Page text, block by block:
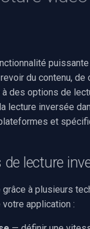
du contenu,
des options de
inversée
et
lecture
à plusieurs
application :